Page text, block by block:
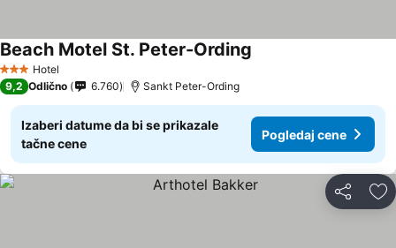
3 Zvezdice
Hotel
Beach Motel St. Peter-Ording
9,2 Odlično 6.760 Sankt Peter-Ording
Izaberi datume da bi se prikazale
tačne cene
Pogledaj cene
Deli